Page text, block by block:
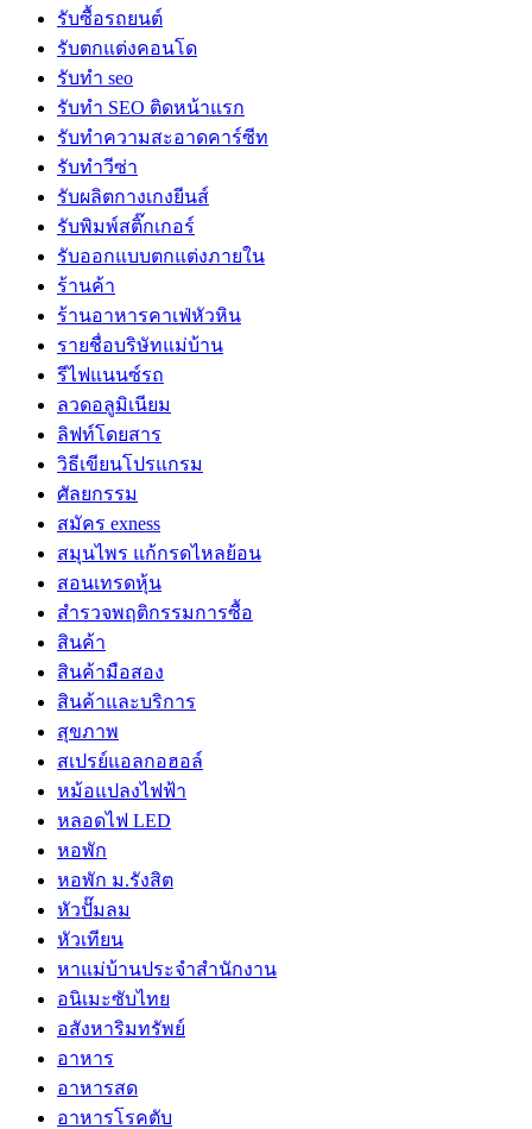
รับซื้อรถยนต์
รับตกแต่งคอนโด
รับทำ seo
รับทำ SEO ติดหน้าแรก
รับทำความสะอาดคาร์ซีท
รับทำวีซ่า
รับผลิตกางเกงยีนส์
รับพิมพ์สติ๊กเกอร์
รับออกแบบตกแต่งภายใน
ร้านค้า
ร้านอาหารคาเฟ่หัวหิน
รายชื่อบริษัทแม่บ้าน
รีไฟแนนซ์รถ
ลวดอลูมิเนียม
ลิฟท์โดยสาร
วิธีเขียนโปรแกรม
ศัลยกรรม
สมัคร exness
สมุนไพร แก้กรดไหลย้อน
สอนเทรดหุ้น
สำรวจพฤติกรรมการซื้อ
สินค้า
สินค้ามือสอง
สินค้าและบริการ
สุขภาพ
สเปรย์แอลกอฮอล์
หม้อแปลงไฟฟ้า
หลอดไฟ LED
หอพัก
หอพัก ม.รังสิต
หัวปั๊มลม
หัวเทียน
หาแม่บ้านประจำสำนักงาน
อนิเมะซับไทย
อสังหาริมทรัพย์
อาหาร
อาหารสด
อาหารโรคตับ